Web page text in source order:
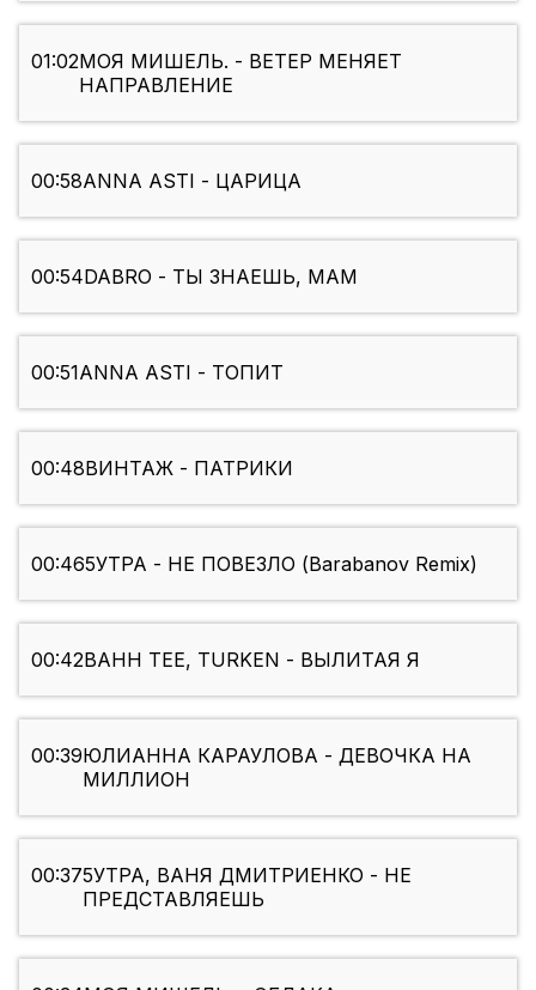
01:02МОЯ МИШЕЛЬ. - ВЕТЕР МЕНЯЕТ
НАПРАВЛЕНИЕ
00:58ANNA ASTI - ЦАРИЦА
00:54DABRO - ТЫ ЗНАЕШЬ, МАМ
00:51ANNA ASTI - ТОПИТ
00:48ВИНТАЖ - ПАТРИКИ
00:465УТРА - НЕ ПОВЕЗЛО (Barabanov Remix)
00:42BAHH TEE, TURKEN - ВЫЛИТАЯ Я
00:39ЮЛИАННА КАРАУЛОВА - ДЕВОЧКА НА
МИЛЛИОН
00:375УТРА, ВАНЯ ДМИТРИЕНКО - НЕ
ПРЕДСТАВЛЯЕШЬ